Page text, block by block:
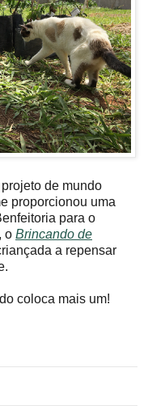
de mundo
proporcionou uma
para o
, o Brincando de
a repensar
coloca mais um!